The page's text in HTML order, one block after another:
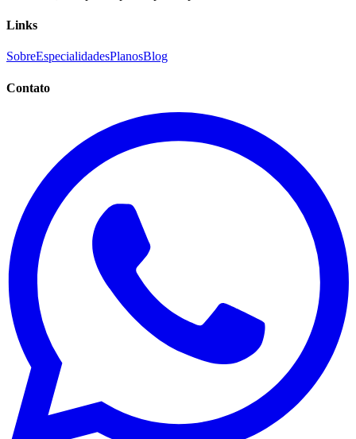
Links
SobreEspecialidadesPlanosBlog
Contato